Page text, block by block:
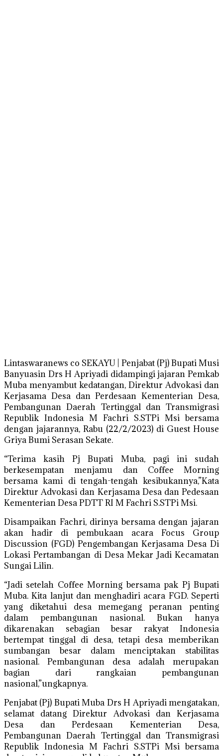
Lintaswaranews co SEKAYU | Penjabat (Pj) Bupati Musi
Banyuasin Drs H Apriyadi didampingi jajaran Pemkab
Muba menyambut kedatangan, Direktur Advokasi dan
Kerjasama Desa dan Perdesaan Kementerian Desa,
Pembangunan Daerah Tertinggal dan Transmigrasi
Republik Indonesia M Fachri S.STPi Msi bersama
dengan jajarannya, Rabu (22/2/2023) di Guest House
Griya Bumi Serasan Sekate.
“Terima kasih Pj Bupati Muba, pagi ini sudah
berkesempatan menjamu dan Coffee Morning
bersama kami di tengah-tengah kesibukannya,”Kata
Direktur Advokasi dan Kerjasama Desa dan Pedesaan
Kementerian Desa PDTT RI M Fachri S.STPi Msi.
Disampaikan Fachri, dirinya bersama dengan jajaran
akan hadir di pembukaan acara Focus Group
Discussion (FGD) Pengembangan Kerjasama Desa Di
Lokasi Pertambangan di Desa Mekar Jadi Kecamatan
Sungai Lilin.
“Jadi setelah Coffee Morning bersama pak Pj Bupati
Muba. Kita lanjut dan menghadiri acara FGD. Seperti
yang diketahui desa memegang peranan penting
dalam pembangunan nasional. Bukan hanya
dikarenakan sebagian besar rakyat Indonesia
bertempat tinggal di desa, tetapi desa memberikan
sumbangan besar dalam menciptakan stabilitas
nasional. Pembangunan desa adalah merupakan
bagian dari rangkaian pembangunan
nasional,”ungkapnya.
Penjabat (Pj) Bupati Muba Drs H Apriyadi mengatakan,
selamat datang Direktur Advokasi dan Kerjasama
Desa dan Perdesaan Kementerian Desa,
Pembangunan Daerah Tertinggal dan Transmigrasi
Republik Indonesia M Fachri S.STPi Msi bersama